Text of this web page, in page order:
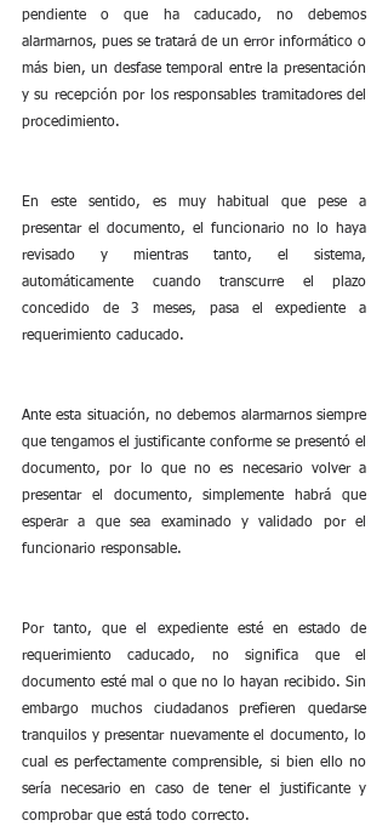
pendiente o que ha caducado, no debemos
alarmarnos, pues se tratará de un error informático o
más bien, un desfase temporal entre la presentación
y su recepción por los responsables tramitadores del
procedimiento.
En este sentido, es muy habitual que pese a
presentar el documento, el funcionario no lo haya
revisado y mientras tanto, el sistema,
automáticamente cuando transcurre el plazo
concedido de 3 meses, pasa el expediente a
requerimiento caducado.
Ante esta situación, no debemos alarmarnos siempre
que tengamos el justificante conforme se presentó el
documento, por lo que no es necesario volver a
presentar el documento, simplemente habrá que
esperar a que sea examinado y validado por el
funcionario responsable.
Por tanto, que el expediente esté en estado de
requerimiento caducado, no significa que el
documento esté mal o que no lo hayan recibido. Sin
embargo muchos ciudadanos prefieren quedarse
tranquilos y presentar nuevamente el documento, lo
cual es perfectamente comprensible, si bien ello no
sería necesario en caso de tener el justificante y
comprobar que está todo correcto.